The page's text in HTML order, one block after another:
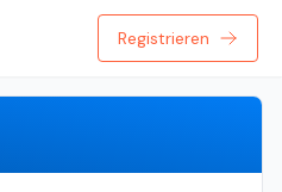
Registrieren